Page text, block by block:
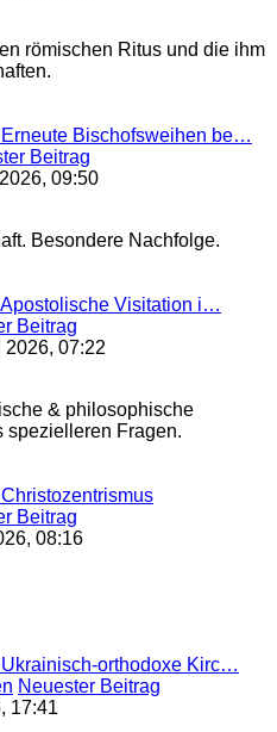
römischen Ritus und die ihm
Erneute Bischofsweihen be…
Beitrag
09:50
Besondere Nachfolge.
Apostolische Visitation i…
Beitrag
2026, 07:22
& philosophische
spezielleren Fragen.
Beitrag
08:16
Ukrainisch-orthodoxe Kirc…
Neuester Beitrag
17:41